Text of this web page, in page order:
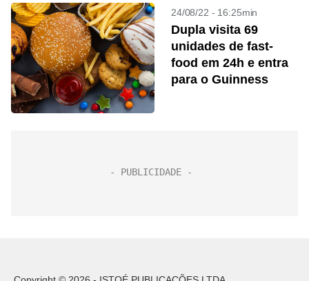
24/08/22 - 16:25min
Dupla visita 69
unidades de fast-
food em 24h e entra
para o Guinness